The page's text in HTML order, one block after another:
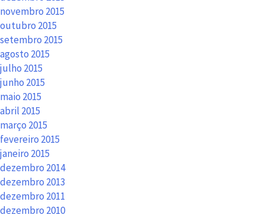
novembro 2015
outubro 2015
setembro 2015
agosto 2015
julho 2015
junho 2015
maio 2015
abril 2015
março 2015
fevereiro 2015
janeiro 2015
dezembro 2014
dezembro 2013
dezembro 2011
dezembro 2010